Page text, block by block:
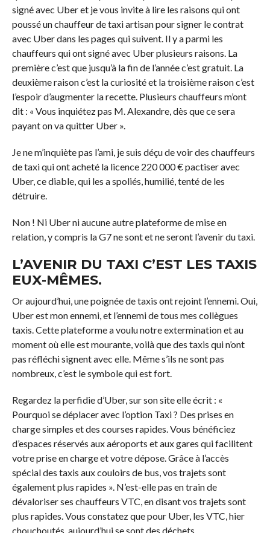
signé avec Uber et je vous invite à lire les raisons qui ont
poussé un chauffeur de taxi artisan pour signer le contrat
avec Uber dans les pages qui suivent. Il y a parmi les
chauffeurs qui ont signé avec Uber plusieurs raisons. La
première c’est que jusqu’à la fin de l’année c’est gratuit. La
deuxième raison c’est la curiosité et la troisième raison c’est
l’espoir d’augmenter la recette. Plusieurs chauffeurs m’ont
dit : « Vous inquiétez pas M. Alexandre, dès que ce sera
payant on va quitter Uber ».
Je ne m’inquiète pas l’ami, je suis déçu de voir des chauffeurs
de taxi qui ont acheté la licence 220 000 € pactiser avec
Uber, ce diable, qui les a spoliés, humilié, tenté de les
détruire.
Non ! Ni Uber ni aucune autre plateforme de mise en
relation, y compris la G7 ne sont et ne seront l’avenir du taxi.
L’AVENIR DU TAXI C’EST LES TAXIS
EUX-MÊMES.
Or aujourd’hui, une poignée de taxis ont rejoint l’ennemi. Oui,
Uber est mon ennemi, et l’ennemi de tous mes collègues
taxis. Cette plateforme a voulu notre extermination et au
moment où elle est mourante, voilà que des taxis qui n’ont
pas réfléchi signent avec elle. Même s’ils ne sont pas
nombreux, c’est le symbole qui est fort.
Regardez la perfidie d’Uber, sur son site elle écrit : «
Pourquoi se déplacer avec l’option Taxi ? Des prises en
charge simples et des courses rapides. Vous bénéficiez
d’espaces réservés aux aéroports et aux gares qui facilitent
votre prise en charge et votre dépose. Grâce à l’accès
spécial des taxis aux couloirs de bus, vos trajets sont
également plus rapides ». N’est-elle pas en train de
dévaloriser ses chauffeurs VTC, en disant vos trajets sont
plus rapides. Vous constatez que pour Uber, les VTC, hier
chouchoutés, aujourd’hui se sont des déchets.